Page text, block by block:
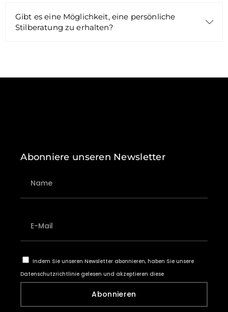
Gibt es eine Möglichkeit, eine persönliche
Stilberatung zu erhalten?
Abonniere unseren Newsletter
Indem Sie unseren Newsletter abonnieren, haben Sie unsere
Datenschutzrichtlinie gelesen und akzeptieren diese
Abonnieren